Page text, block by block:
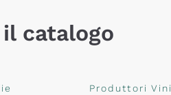
catalogo
Produttori Vini